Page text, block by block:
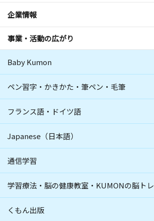
企業情報
事業・活動の広がり
Baby Kumon
ペン習字・かきかた・筆ペン・毛筆
フランス語・ドイツ語
Japanese（日本語）
通信学習
学習療法・脳の健康教室・KUMONの脳トレ
くもん出版